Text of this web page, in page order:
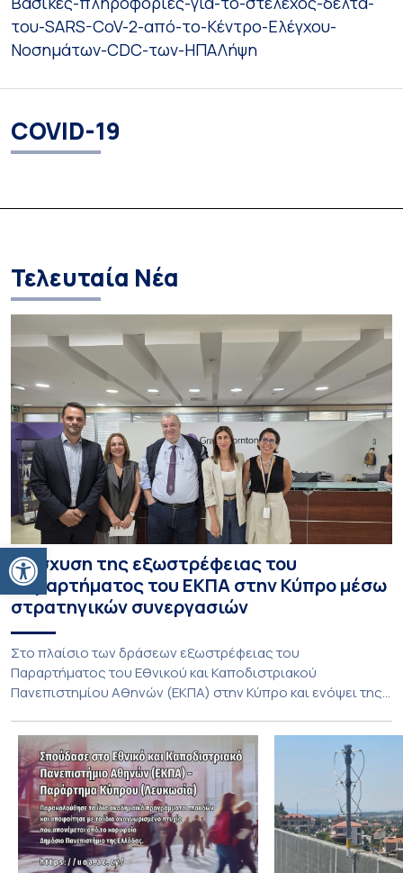
Ανοίξτε τη γραμμή εργαλείων
του-SARS-CoV-2-από-το-Κέντρο-Ελέγχου-
Νοσημάτων-CDC-των-ΗΠΑΛήψη
COVID-19
Τελευταία Νέα
Ενίσχυση της εξωστρέφειας του
Παραρτήματος του ΕΚΠΑ στην Κύπρο μέσω
στρατηγικών συνεργασιών
Στο πλαίσιο των δράσεων εξωστρέφειας του
Παραρτήματος του Εθνικού και Καποδιστριακού
Πανεπιστημίου Αθηνών (ΕΚΠΑ) στην Κύπρο και ενόψει της
Τμήματος Οικονομικών Επιστημών και του Τμήματος
Διοίκησης Επιχειρήσεων και Οργανισμών τον Σεπτέμβριο
του 2026, ο Κοσμήτορας της Σχολής Οικονομικών και
Πολιτικών Επιστημών, Καθηγητής Νικόλαος Ηρειώτης, και ο
Πρόεδρος του Τμήματος […]